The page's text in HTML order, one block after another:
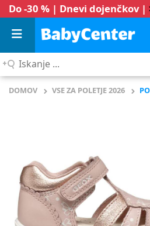
Do -30 % | Dnevi dojenčkov |
Iskanje
DOMOV VSE ZA POLETJE 2026